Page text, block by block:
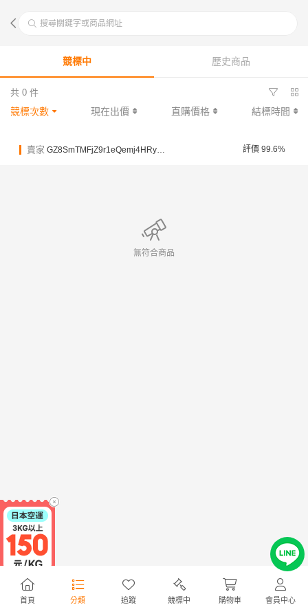
搜尋關鍵字或商品網址
首頁 分類 追蹤 競標中 購物車 會員中心
競標中 歷史商品
共 0 件
競標次數 現在出價 直購價格 結標時間
賣家 GZ8SmTMFjZ9r1eQemj4HRygV4FsWf 評價 99.6%
無符合商品